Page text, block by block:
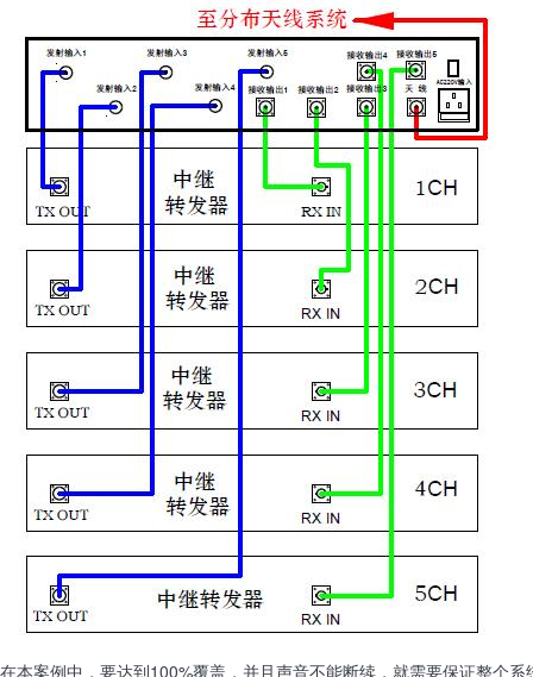
在本案例中，要达到100%覆盖，并且声音不能断续，就需要保证整个